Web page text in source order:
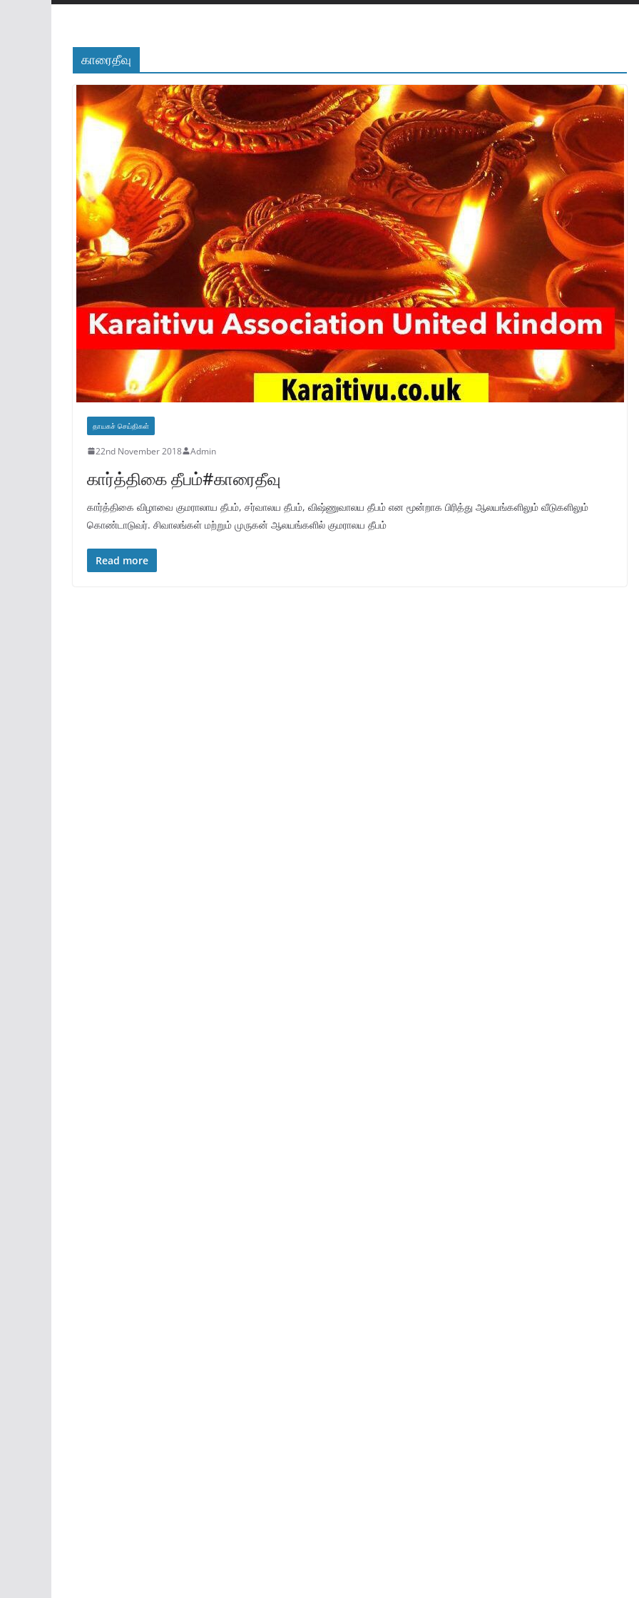
காரைதீவு
தாயகச் செய்திகள்
22nd November 2018 Admin
கார்த்திகை தீபம்#காரைதீவு
கார்த்திகை விழாவை குமராலாய தீபம், சர்வாலய தீபம், விஷ்ணுவாலய தீபம் என மூன்றாக பிரித்து ஆலயங்களிலும் வீடுகளிலும்
கொண்டாடுவர். சிவாலங்கள் மற்றும் முருகன் ஆலயங்களில் குமராலய தீபம்
Read more